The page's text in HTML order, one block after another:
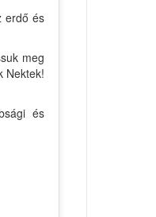
erdő és
meg
Nektek!
és